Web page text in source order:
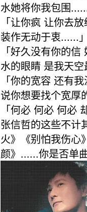
水她将你我包围
「让你疯 让你去
装作无动于衷......」
「好久没有你的
水的眼睛 是我天空
「你的宽容 还有
说你想要找个宽厚
「何必 何必 何必
张信哲的这些不计
火》《别怕我伤心
颜》......你是否单